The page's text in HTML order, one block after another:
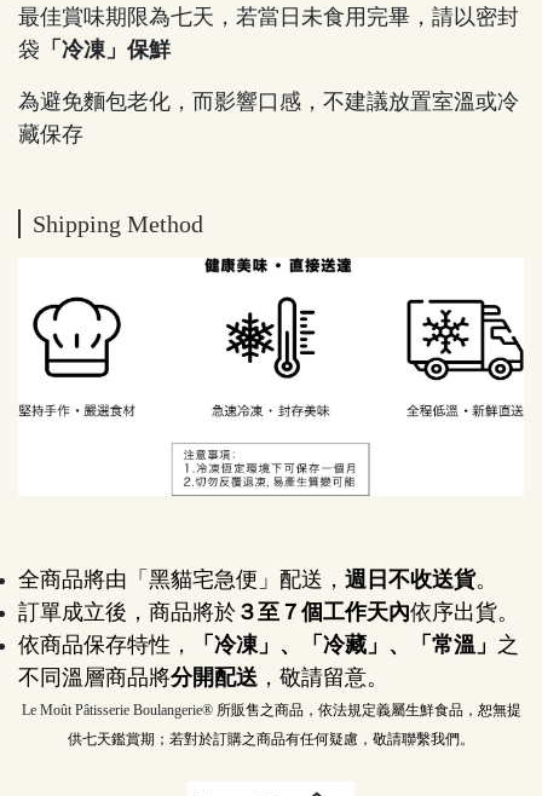
最佳賞味期限為七天，若當日未食用完畢，請以密封
袋 「冷凍」保鮮
為避免麵包老化，而影響口感，不建議放置室溫或冷
藏保存
Shipping Method
全商品將由「黑貓宅急便」配送， 週日不收送貨。
訂單成立後，商品將於 ３至７個工作天內依序出貨。
依商品保存特性，
「冷凍」、「冷藏」、「常溫」 之
不同溫層商品將分開配送 ，敬請留意。
Le Moût Pâtisserie Boulangerie® 所販售之商品，依法規定義屬生鮮食品，恕無提
供七天鑑賞期；若對於訂購之商品有任何疑慮，敬請聯繫我們。